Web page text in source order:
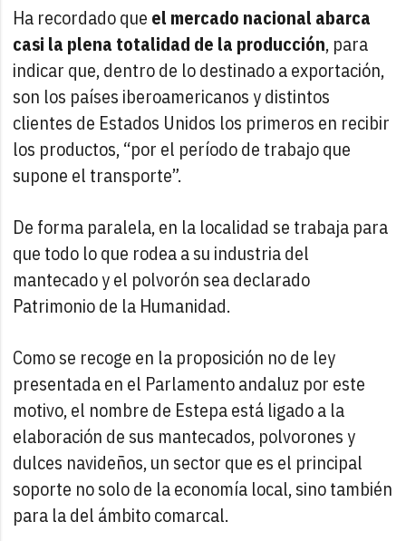
Ha recordado que el mercado nacional abarca
casi la plena totalidad de la producción, para
indicar que, dentro de lo destinado a exportación,
son los países iberoamericanos y distintos
clientes de Estados Unidos los primeros en recibir
los productos, “por el período de trabajo que
supone el transporte”.
De forma paralela, en la localidad se trabaja para
que todo lo que rodea a su industria del
mantecado y el polvorón sea declarado
Patrimonio de la Humanidad.
Como se recoge en la proposición no de ley
presentada en el Parlamento andaluz por este
motivo, el nombre de Estepa está ligado a la
elaboración de sus mantecados, polvorones y
dulces navideños, un sector que es el principal
soporte no solo de la economía local, sino también
para la del ámbito comarcal.